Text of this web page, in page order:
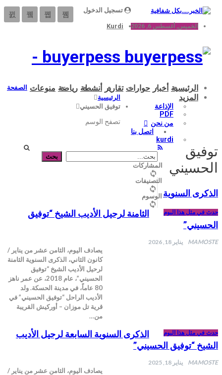
تسجيل الدخول
الخميس, أغسطس 6, 2026 Kurdi
buyerpess -
الرئيسية أخبار حوارات تقارير أنشطة رياضة منوعات
المزيد
الإذاعة
PDF
من نحن
اتصل بنا
kurdi
المشاركات
التصنيفات
الوسوم
الصفحة
الرئيسية
توفيق الحسيني
تصفح الوسم
في مثل هذا اليوم
السنوية
الثامنة لرحيل الأديب الشيخ “توفيق
يناير 18, 2026
يصادف اليوم، الثامن عشر من يناير /
كانون الثاني، الذكرى السنوية الثامنة
لرحيل الأديب الشيخ “توفيق
الحسيني”، عام 2018، عن عمر ناهز
80 عاماً، في مدينة الحسكة. ولد
الأديب الراحل “توفيق الحسيني” في
قرية تل موزان – أوركيش القريبة
من…
في مثل هذا اليوم
الذكرى السنوية السابعة لرحيل الأديب
“توفيق الحسيني”
يناير 18, 2025
يصادف اليوم، الثامن عشر من يناير /